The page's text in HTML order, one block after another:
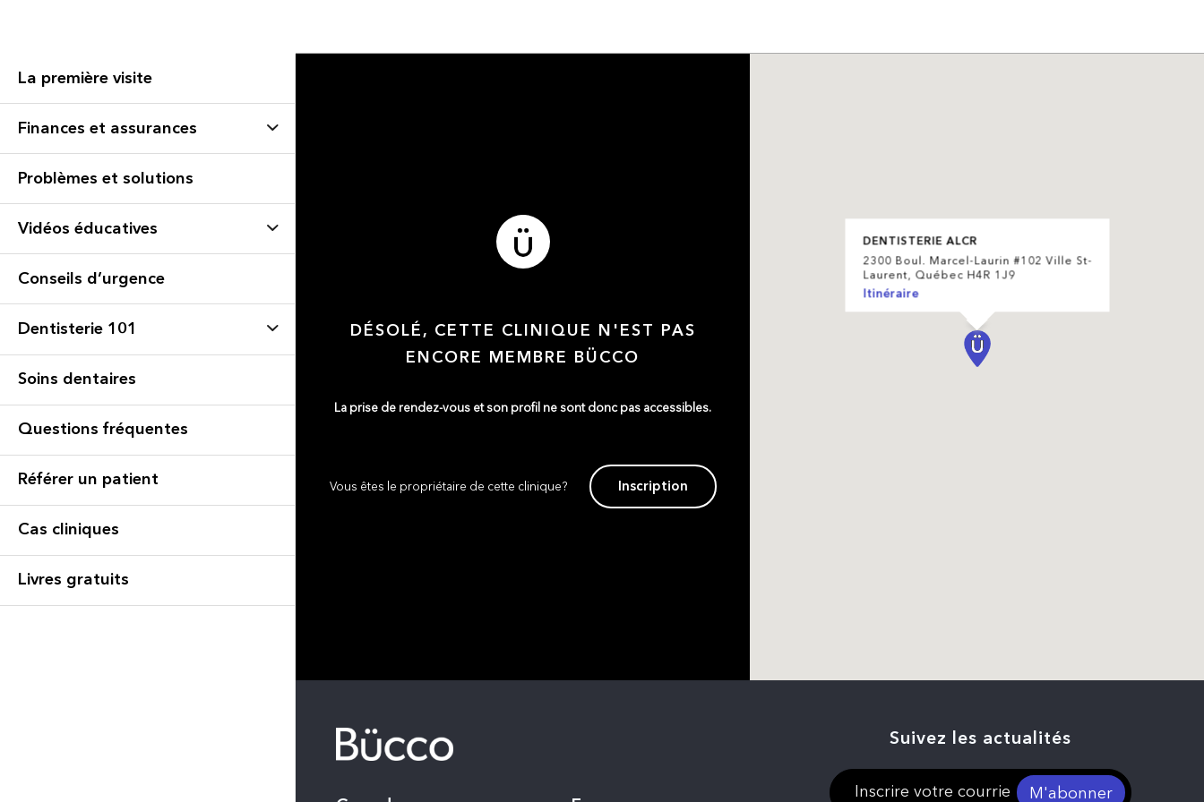
La première visite
Finances et assurances
Problèmes et solutions
Vidéos éducatives
Conseils d’urgence
Dentisterie 101
Soins dentaires
Questions fréquentes
Référer un patient
Cas cliniques
Livres gratuits
DÉSOLÉ, CETTE CLINIQUE N'EST PAS
ENCORE MEMBRE BÜCCO
La prise de rendez-vous et son profil ne sont donc pas accessibles.
Vous êtes le propriétaire de cette clinique? Inscription
DENTISTERIE ALCR
2300 Boul. Marcel-Laurin #102 Ville St-
Laurent, Québec H4R 1J9
Itinéraire
Suivez les actualités
M'abonner